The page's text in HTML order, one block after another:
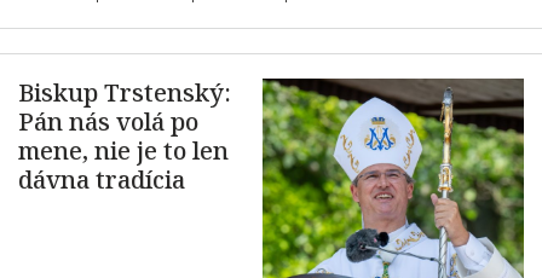
Biskup Trstenský:
Pán nás volá po
mene, nie je to len
dávna tradícia